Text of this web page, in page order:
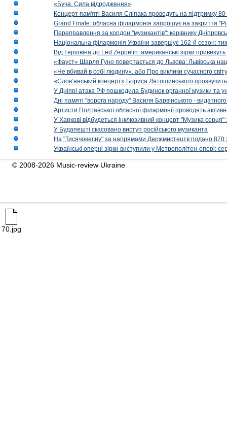
«Буча. Сила відродження»
Концерт пам'яті Василя Сліпака проведуть на підтримку
Grand Finale: обласна філармонія запрошує на закриття
Переправлення за кордон "музикантів": керівнику
Національна філармонія України завершує 162-й сезон:
Від Гершвіна до Led Zeppelin: американські зірки
«Фауст» Шарля Гуно повертається до Львова: Львівська
«Не вбивай в собі людину», або Про виклики сучасного світу
«Слов’янський концерт» Бориса Лятошинського
У Дніпрі атака РФ пошкодила Будинок органної музики та
Дні памяті "ворога народу" Василя Барвінського -
Артисти Полтавської обласної філармонії проводять
У Харкові відбудеться інклюзивний концерт "Музика
У Будапешті скасовано виступ російського музиканта
На "Тисячовесну" за напрямами Держмистецтв подано 870
Українські оперні зірки виступили у Метрополітен-опері:
© 2008-2026 Music-review Ukraine
70.jpg